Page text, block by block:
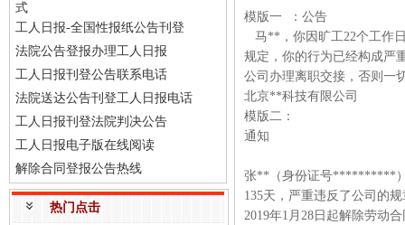
式
工人日报-全国性报纸公告刊登
法院公告登报办理工人日报
工人日报刊登公告联系电话
法院送达公告刊登工人日报电话
工人日报刊登法院判决公告
工人日报电子版在线阅读
解除合同登报公告热线
热门点击
模版一 ：公告
马**，你因旷工22个工作
规定，你的行为已经构成严
公司办理离职交接，否则一
北京**科技有限公司
模版二：
通知
张**（身份证号**********）
135天，严重违反了公司的
2019年1月28日起解除劳动